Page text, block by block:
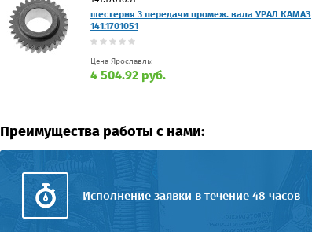
шестерня 3 передачи промеж. вала УРАЛ КАМАЗ
141.1701051
Цена Ярославль:
4 504.92 руб.
Преимущества работы с нами:
Исполнение заявки в течение 48 часов